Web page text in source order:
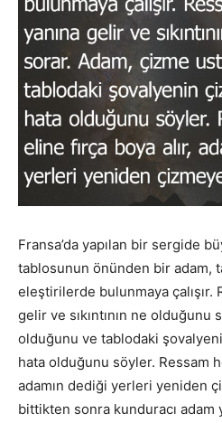
Fransa’da yapılan bir sergide
tablosunun önünden bir adam,
eleştirilerde bulunmaya çalışır.
gelir ve sıkıntının ne olduğunu
olduğunu ve tablodaki
hata olduğunu söyler. Ressam
adamın dediği yerleri yeniden
bittikten sonra kunduracı